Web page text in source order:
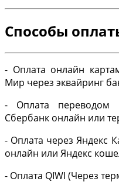
Способы
- Оплата онлайн
Мир через эквайринг
- Оплата переводом
Сбербанк онлайн или
- Оплата через Яндекс
онлайн или Яндекс
- Оплата QIWI (Через